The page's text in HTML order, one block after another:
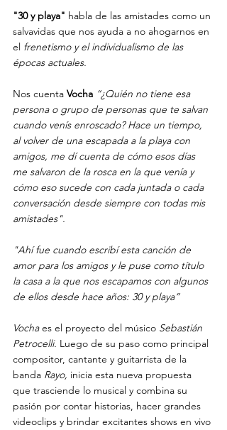
"30 y playa" habla de las amistades como un
salvavidas que nos ayuda a no ahogarnos en
el frenetismo y el individualismo de las
épocas actuales.
Nos cuenta Vocha “¿Quién no tiene esa
persona o grupo de personas que te salvan
cuando venís enroscado? Hace un tiempo,
al volver de una escapada a la playa con
amigos, me dí cuenta de cómo esos días
me salvaron de la rosca en la que venía y
cómo eso sucede con cada juntada o cada
conversación desde siempre con todas mis
amistades".
"Ahí fue cuando escribí esta canción de
amor para los amigos y le puse como título
la casa a la que nos escapamos con algunos
de ellos desde hace años: 30 y playa”
Vocha es el proyecto del músico Sebastián
Petrocelli. Luego de su paso como principal
compositor, cantante y guitarrista de la
banda Rayo, inicia esta nueva propuesta
que trasciende lo musical y combina su
pasión por contar historias, hacer grandes
videoclips y brindar excitantes shows en vivo